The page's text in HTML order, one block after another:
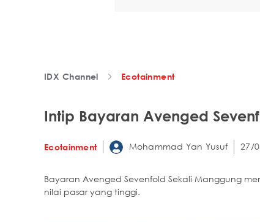
IDX Channel Ecotainment
Intip Bayaran Avenged
Ecotainment Mohammad Yan Yusuf 27/
Bayaran Avenged Sevenfold Sekali Manggung
nilai pasar yang tinggi.